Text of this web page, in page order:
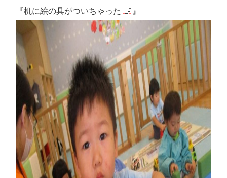
『机に絵の具がついちゃった 』